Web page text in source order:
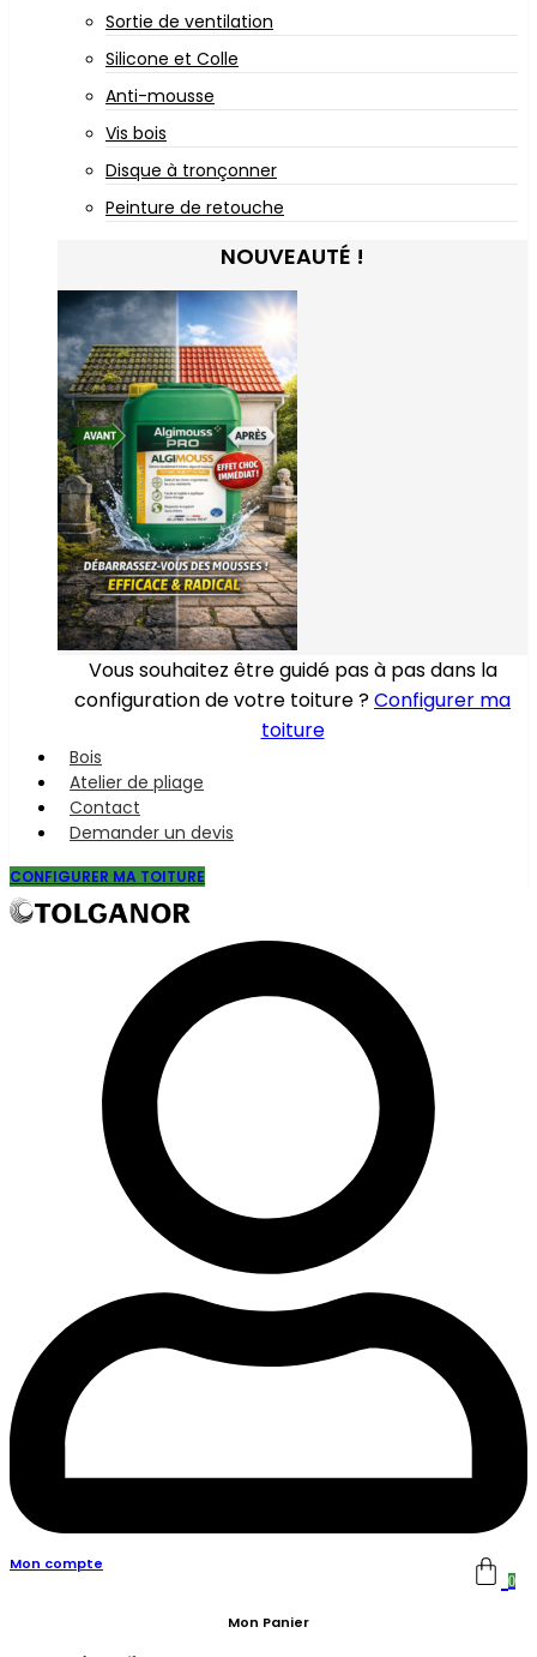
Sortie de ventilation
Silicone et Colle
Anti-mousse
Vis bois
Disque à tronçonner
Peinture de retouche
NOUVEAUTÉ !
Vous souhaitez être guidé pas à pas dans la
configuration de votre toiture ?Configurer ma
toiture
Bois
Atelier de pliage
Contact
Demander un devis
CONFIGURER MA TOITURE
Mon compte
0
Mon Panier